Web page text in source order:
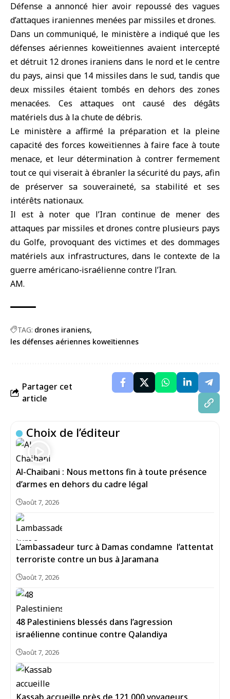
Défense a annoncé hier avoir repoussé des vagues
d’attaques iraniennes menées par missiles et drones.
Dans un communiqué, le ministère a indiqué que les
défenses aériennes koweïtiennes avaient intercepté
et détruit 12 drones iraniens dans le nord et le centre
du pays, ainsi que 14 missiles dans le sud, tandis que
deux missiles étaient tombés en dehors des zones
menacées. Ces attaques ont causé des dégâts
matériels dus à la chute de débris.
Le ministère a affirmé la préparation et la pleine
capacité des forces koweïtiennes à faire face à toute
menace, et leur détermination à contrer fermement
tout ce qui viserait à ébranler la sécurité du pays, afin
de préserver sa souveraineté, sa stabilité et ses
intérêts nationaux.
Il est à noter que l’Iran continue de mener des
attaques par missiles et drones contre plusieurs pays
du Golfe, provoquant des victimes et des dommages
matériels aux infrastructures, dans le contexte de la
guerre américano‑israélienne contre l’Iran.
AM.
TAG: drones iraniens
les défenses aériennes koweïtiennes
Partager cet
article
Choix de l’éditeur
Al-Chaibani : Nous mettons fin à toute présence
d’armes en dehors du cadre légal
août 7, 2026
L’ambassadeur turc à Damas condamne l’attentat
terroriste contre un bus à Jaramana
août 7, 2026
48 Palestiniens blessés dans l’agression
israélienne continue contre Qalandiya
août 7, 2026